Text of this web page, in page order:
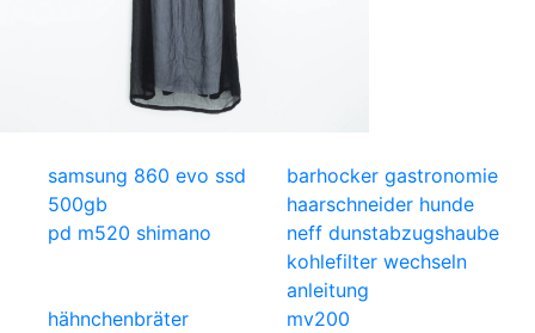
samsung 860 evo ssd
500gb
barhocker gastronomie
haarschneider hunde
pd m520 shimano
neff dunstabzugshaube
kohlefilter wechseln
anleitung
hähnchenbräter
mv200